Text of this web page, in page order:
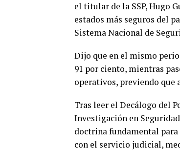
el titular de la SSP, Hugo
estados más seguros del
Sistema Nacional de
Dijo que en el mismo
91 por ciento, mientras
operativos, previendo que
Tras leer el Decálogo del
Investigación en
doctrina fundamental
con el servicio judicial,